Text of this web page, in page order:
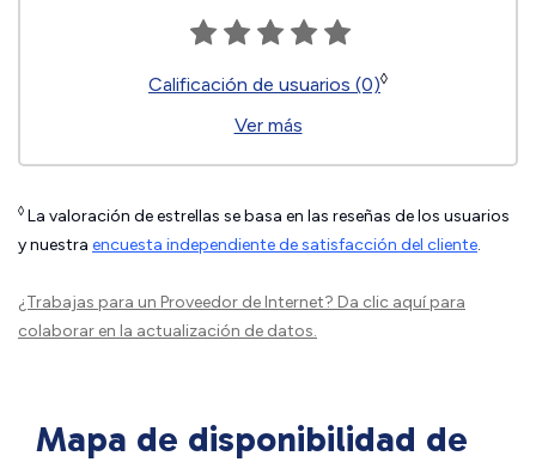
Calificación de usuarios (0)◊
Ver más
◊ La valoración de estrellas se basa en las reseñas de los usuarios
y nuestra encuesta independiente de satisfacción del cliente.
¿Trabajas para un Proveedor de Internet? Da clic aquípara
colaborar en la actualización de datos.
Mapa de disponibilidad de